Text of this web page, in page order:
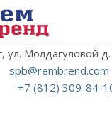
ул. Молдагуловой
spb@rembrend.com
+7 (812) 309-84-